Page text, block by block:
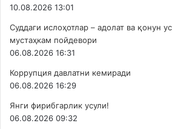
10.08.2026 13:01
Суддаги ислоҳотлар – адолат ва қонун
мустаҳкам пойдевори
06.08.2026 16:31
Коррупция давлатни кемиради
06.08.2026 16:29
Янги фирибгарлик усули!
06.08.2026 09:32